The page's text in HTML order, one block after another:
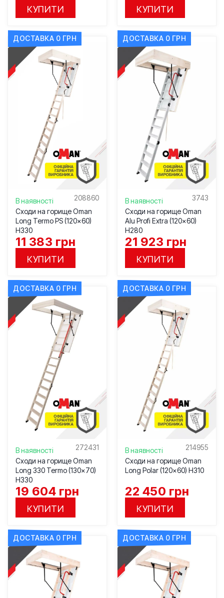
КУПИТИ КУПИТИ
ДОСТАВКА 0 ГРН
В наявності
208860
Сходи на горище Oman
Long Termo PS (120×60)
H330
11 383 грн
КУПИТИ
ДОСТАВКА 0 ГРН
В наявності
3743
Сходи на горище Oman
Alu Profi Extra (120×60)
H280
21 923 грн
КУПИТИ
ДОСТАВКА 0 ГРН
В наявності
272431
Сходи на горище Oman
Long 330 Termo (130×70)
H330
19 604 грн
КУПИТИ
ДОСТАВКА 0 ГРН
В наявності
214955
Сходи на горище Oman
Long Polar (120×60) H310
22 450 грн
КУПИТИ
ДОСТАВКА 0 ГРН ДОСТАВКА 0 ГРН